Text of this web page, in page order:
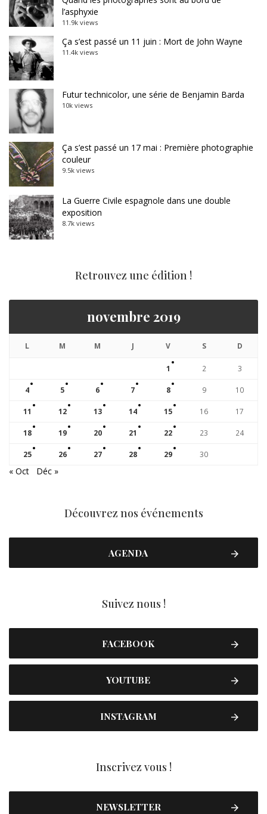
l’asphyxie
11.9k views
Ça s’est passé un 11 juin : Mort de John Wayne
11.4k views
Futur technicolor, une série de Benjamin Barda
10k views
Ça s’est passé un 17 mai : Première photographie
couleur
9.5k views
La Guerre Civile espagnole dans une double
exposition
8.7k views
Retrouvez une édition !
novembre 2019
L M M J V S D
1 2 3
4 5 6 7 8 9 10
11 12 13 14 15 16 17
18 19 20 21 22 23 24
25 26 27 28 29 30
« Oct Déc »
Découvrez nos événements
AGENDA
Suivez nous !
FACEBOOK
YOUTUBE
INSTAGRAM
Inscrivez vous !
NEWSLETTER